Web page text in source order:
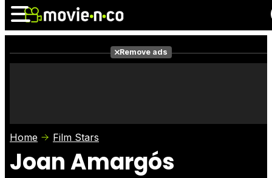
Photos
Remove ads
Home Film Stars
Joan Amargós